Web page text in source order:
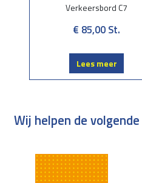
Verkeersbord C7
€ 85,00 St.
Lees meer
Wij helpen de